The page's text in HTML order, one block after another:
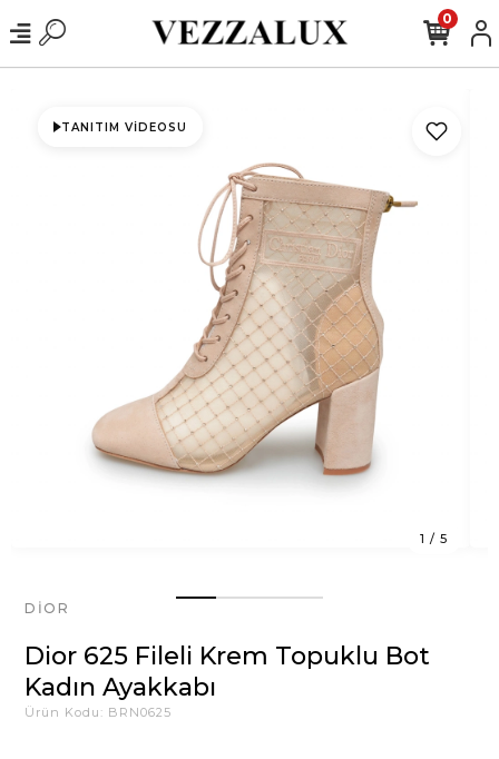
0
TANITIM VIDEOSU
1 / 5
DIOR
Dior 625 Fileli Krem Topuklu Bot
Kadın Ayakkabı
Ürün Kodu: BRN0625